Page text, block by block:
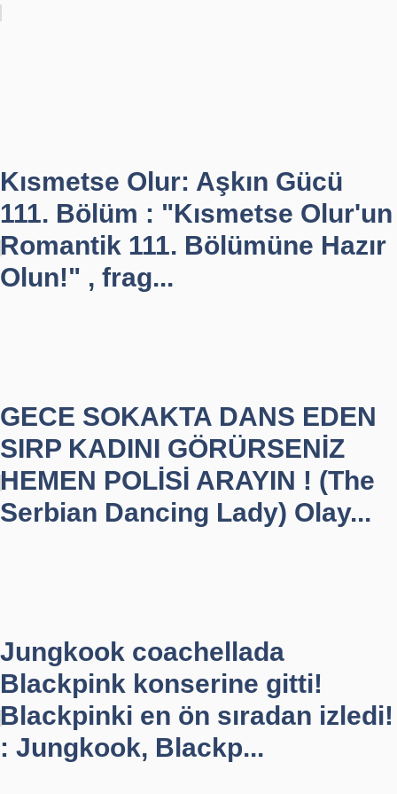
Kısmetse Olur: Aşkın Gücü
111. Bölüm : "Kısmetse Olur'un
Romantik 111. Bölümüne Hazır
Olun!" , frag...
GECE SOKAKTA DANS EDEN
SIRP KADINI GÖRÜRSENİZ
HEMEN POLİSİ ARAYIN ! (The
Serbian Dancing Lady) Olay...
Jungkook coachellada
Blackpink konserine gitti!
Blackpinki en ön sıradan izledi!
: Jungkook, Blackp...